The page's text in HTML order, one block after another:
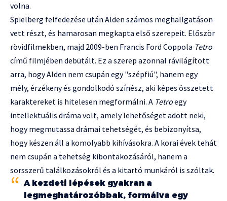
volna.
Spielberg felfedezése után Alden számos meghallgatáson
vett részt, és hamarosan megkapta első szerepeit. Először
rövidfilmekben, majd 2009-ben Francis Ford Coppola Tetro
című filmjében debütált. Ez a szerep azonnal rávilágított
arra, hogy Alden nem csupán egy "szépfiú", hanem egy
mély, érzékeny és gondolkodó színész, aki képes összetett
karaktereket is hitelesen megformálni. A Tetroegy
intellektuális dráma volt, amely lehetőséget adott neki,
hogy megmutassa drámai tehetségét, és bebizonyítsa,
hogy készen áll a komolyabb kihívásokra. A korai évek tehát
nem csupán a tehetség kibontakozásáról, hanem a
sorsszerű találkozásokról és a kitartó munkáról is szóltak.
A kezdeti lépések gyakran a
legmeghatározóbbak, formálva egy